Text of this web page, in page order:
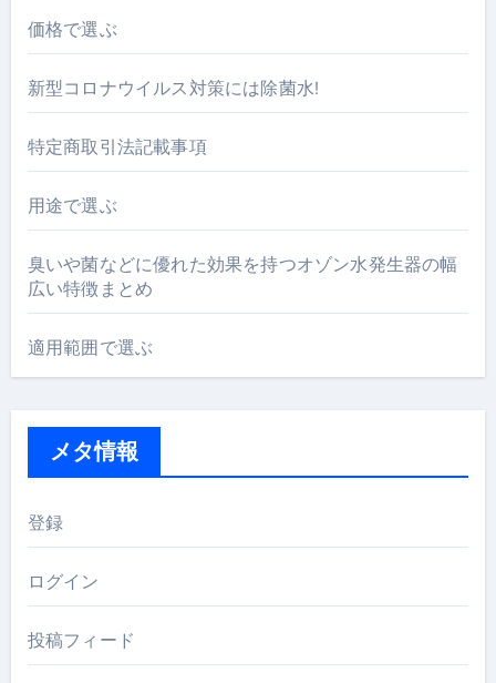
価格で選ぶ
新型コロナウイルス対策には除菌水!
特定商取引法記載事項
用途で選ぶ
臭いや菌などに優れた効果を持つオゾン水発生器の幅
広い特徴まとめ
適用範囲で選ぶ
メタ情報
登録
ログイン
投稿フィード